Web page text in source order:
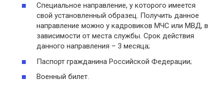
Специальное направление, у которого имеется
свой установленный образец. Получить данное
направление можно у кадровиков МЧС или МВД, в
зависимости от места службы. Срок действия
данного направления – 3 месяца;
Паспорт гражданина Российской Федерации;
Военный билет.